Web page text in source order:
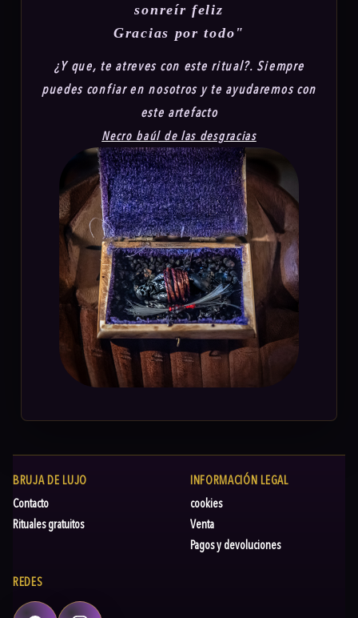
sonreír feliz
Gracias por todo"
¿Y que, te atreves con este ritual?. Siempre
puedes confiar en nosotros y te ayudaremos con
este artefacto
Necro baúl de las desgracias
BRUJA DE LUJO
Contacto
Rituales gratuitos
INFORMACIÓN LEGAL
cookies
Venta
Pagos y devoluciones
REDES